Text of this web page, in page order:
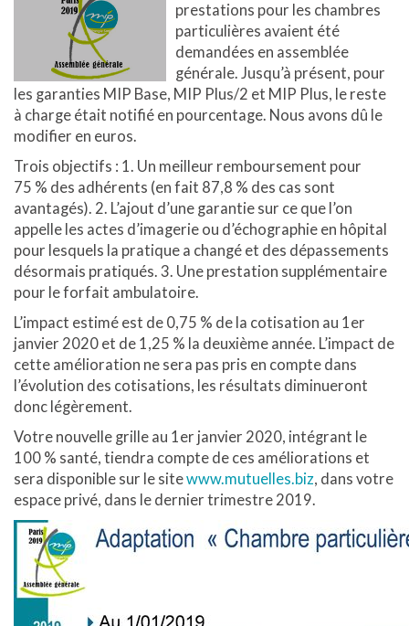
prestations pour les chambres
particulières avaient été
demandées en assemblée
générale. Jusqu’à présent, pour
les garanties MIP Base, MIP Plus/2 et MIP Plus, le reste
à charge était notifié en pourcentage. Nous avons dû le
modifier en euros.
Trois objectifs : 1. Un meilleur remboursement pour
75 % des adhérents (en fait 87,8 % des cas sont
avantagés). 2. L’ajout d’une garantie sur ce que l’on
appelle les actes d’imagerie ou d’échographie en hôpital
pour lesquels la pratique a changé et des dépassements
désormais pratiqués. 3. Une prestation supplémentaire
pour le forfait ambulatoire.
L’impact estimé est de 0,75 % de la cotisation au 1er
janvier 2020 et de 1,25 % la deuxième année. L’impact de
cette amélioration ne sera pas pris en compte dans
l’évolution des cotisations, les résultats diminueront
donc légèrement.
Votre nouvelle grille au 1er janvier 2020, intégrant le
100 % santé, tiendra compte de ces améliorations et
sera disponible sur le sitewww.mutuelles.biz, dans votre
espace privé, dans le dernier trimestre 2019.